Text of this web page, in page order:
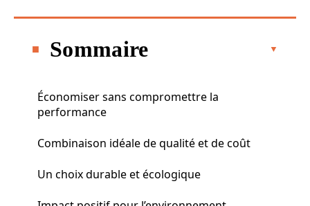
Sommaire
Économiser sans compromettre la
performance
Combinaison idéale de qualité et de coût
Un choix durable et écologique